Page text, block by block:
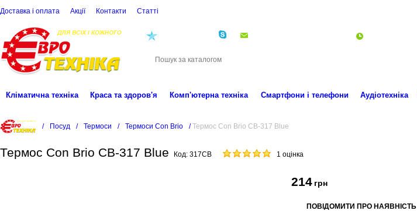
Доставка і оплата Акції Контакти Статті
Кліматична техніка Краса та здоров'я Комп'ютерна техніка Смартфони і телефони Аудіотехніка
/ Посуд / Термоси / Термоси Con Brio / Термос Con Brio CB-317 Blue
Термос Con Brio CB-317 Blue Код: 317CB 1 оцінка
214 грн
ПОВІДОМИТИ ПРО НАЯВНІСТЬ